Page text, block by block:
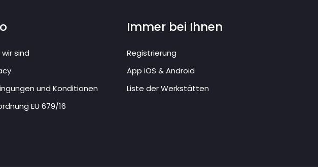
sind
und Konditionen
EU 679/16
Immer bei Ihnen
Registrierung
App iOS & Android
Liste der Werkstätten